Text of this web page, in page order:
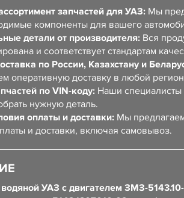
запчастей для УАЗ: Мы
компоненты для вашего
детали от производителя: Вся
и соответствует стандартам
по России, Казахстану и
оперативную доставку в любой
по VIN-коду: Наши специалисты
нужную деталь.
оплаты и доставки: Мы
и доставки, включая самовывоз.
УАЗ с двигателем ЗМЗ-